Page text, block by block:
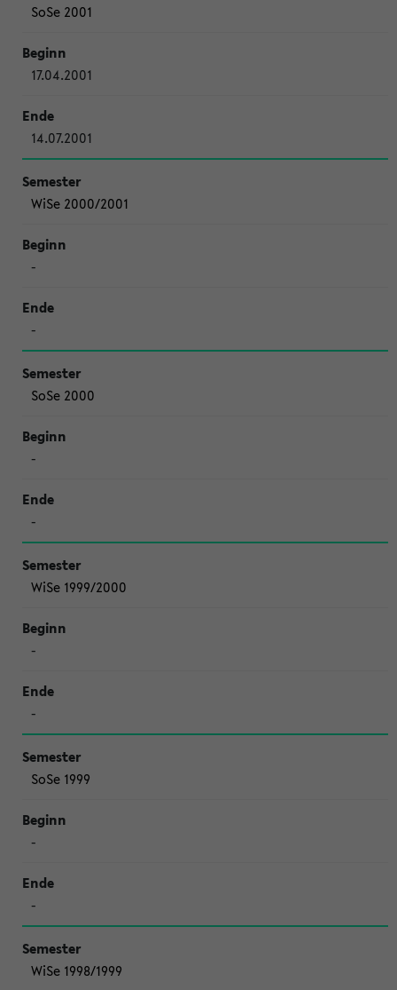
SoSe 2001
17.04.2001
14.07.2001
WiSe 2000/2001
-
-
SoSe 2000
-
-
WiSe 1999/2000
-
-
SoSe 1999
-
-
WiSe 1998/1999